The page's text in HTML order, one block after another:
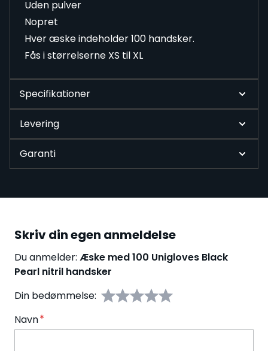
Uden pulver
Nopret
Hver æske indeholder 100 handsker.
Fås i størrelserne XS til XL
Specifikationer
Levering
Garanti
Skriv din egen anmeldelse
Du anmelder: Æske med 100 Unigloves Black
Pearl nitril handsker
Din bedømmelse:
Navn